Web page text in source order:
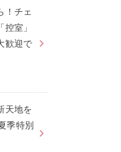
！チェ
室」
歓迎で
天地を
季特別